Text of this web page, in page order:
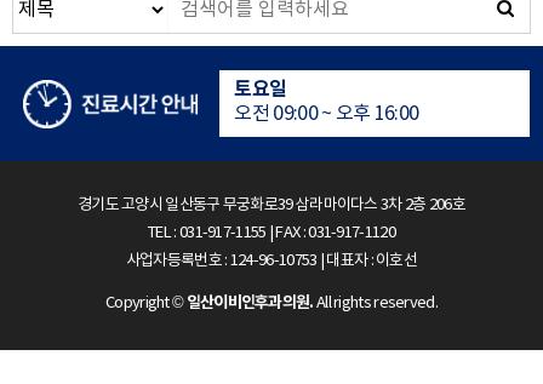
평일
오전 09:00 ~ 오후 18:00
토요일
오전 09:00 ~ 오후 16:00
점심시간
오후 13:00 ~ 오후 14:00
수면다원검사실은 24시간 운영
오전 09:00 ~ 오후 18:00
경기도 고양시 일산동구 무궁화로39 삼라마이다스 3차 2층 206호
TEL : 031-917-1155 | FAX : 031-917-1120
사업자등록번호 : 124-96-10753 | 대표자 : 이호선
Copyright © 일산이비인후과의원. All rights reserved.